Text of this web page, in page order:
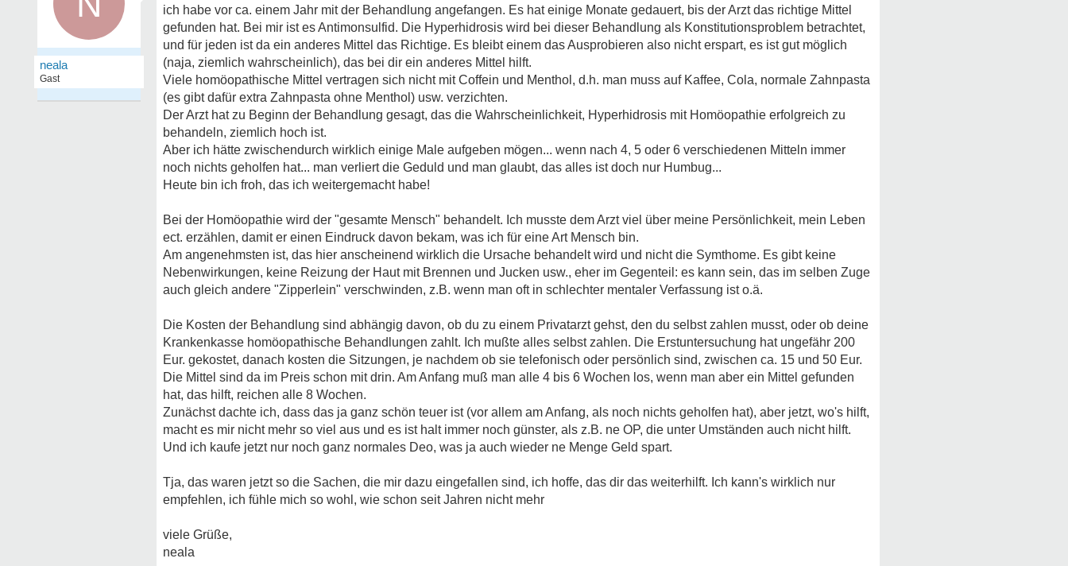
neala
Gast
ich habe vor ca. einem Jahr mit der Behandlung angefangen. Es hat einige Monate gedauert, bis der Arzt das richtige Mittel
gefunden hat. Bei mir ist es Antimonsulfid. Die Hyperhidrosis wird bei dieser Behandlung als Konstitutionsproblem betrachtet,
und für jeden ist da ein anderes Mittel das Richtige. Es bleibt einem das Ausprobieren also nicht erspart, es ist gut möglich
(naja, ziemlich wahrscheinlich), das bei dir ein anderes Mittel hilft.
Viele homöopathische Mittel vertragen sich nicht mit Coffein und Menthol, d.h. man muss auf Kaffee, Cola, normale Zahnpasta
(es gibt dafür extra Zahnpasta ohne Menthol) usw. verzichten.
Der Arzt hat zu Beginn der Behandlung gesagt, das die Wahrscheinlichkeit, Hyperhidrosis mit Homöopathie erfolgreich zu
behandeln, ziemlich hoch ist.
Aber ich hätte zwischendurch wirklich einige Male aufgeben mögen... wenn nach 4, 5 oder 6 verschiedenen Mitteln immer
noch nichts geholfen hat... man verliert die Geduld und man glaubt, das alles ist doch nur Humbug...
Heute bin ich froh, das ich weitergemacht habe!
Bei der Homöopathie wird der "gesamte Mensch" behandelt. Ich musste dem Arzt viel über meine Persönlichkeit, mein Leben
ect. erzählen, damit er einen Eindruck davon bekam, was ich für eine Art Mensch bin.
Am angenehmsten ist, das hier anscheinend wirklich die Ursache behandelt wird und nicht die Symthome. Es gibt keine
Nebenwirkungen, keine Reizung der Haut mit Brennen und Jucken usw., eher im Gegenteil: es kann sein, das im selben Zuge
auch gleich andere "Zipperlein" verschwinden, z.B. wenn man oft in schlechter mentaler Verfassung ist o.ä.
Die Kosten der Behandlung sind abhängig davon, ob du zu einem Privatarzt gehst, den du selbst zahlen musst, oder ob deine
Krankenkasse homöopathische Behandlungen zahlt. Ich mußte alles selbst zahlen. Die Erstuntersuchung hat ungefähr 200
Eur. gekostet, danach kosten die Sitzungen, je nachdem ob sie telefonisch oder persönlich sind, zwischen ca. 15 und 50 Eur.
Die Mittel sind da im Preis schon mit drin. Am Anfang muß man alle 4 bis 6 Wochen los, wenn man aber ein Mittel gefunden
hat, das hilft, reichen alle 8 Wochen.
Zunächst dachte ich, dass das ja ganz schön teuer ist (vor allem am Anfang, als noch nichts geholfen hat), aber jetzt, wo's hilft,
macht es mir nicht mehr so viel aus und es ist halt immer noch günster, als z.B. ne OP, die unter Umständen auch nicht hilft.
Und ich kaufe jetzt nur noch ganz normales Deo, was ja auch wieder ne Menge Geld spart.
Tja, das waren jetzt so die Sachen, die mir dazu eingefallen sind, ich hoffe, das dir das weiterhilft. Ich kann's wirklich nur
empfehlen, ich fühle mich so wohl, wie schon seit Jahren nicht mehr
viele Grüße,
neala